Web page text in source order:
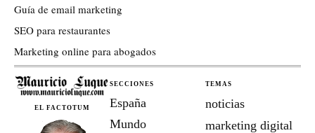
Guía de email marketing
SEO para restaurantes
Marketing online para abogados
EL FACTOTUM
SECCIONES
España
Mundo
TEMAS
noticias
marketing digital